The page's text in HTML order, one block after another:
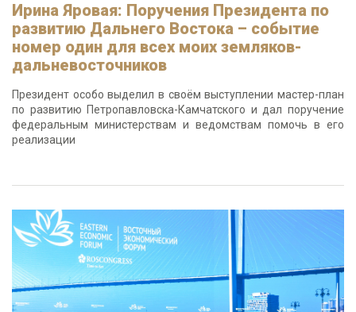
Ирина Яровая: Поручения Президента по
развитию Дальнего Востока – событие
номер один для всех моих земляков-
дальневосточников
Президент особо выделил в своём выступлении мастер-план
по развитию Петропавловска-Камчатского и дал поручение
федеральным министерствам и ведомствам помочь в его
реализации